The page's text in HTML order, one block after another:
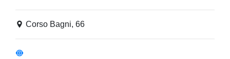
Corso Bagni, 66